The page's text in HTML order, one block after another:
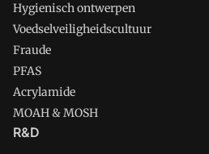
Hygienisch ontwerpen
Voedselveiligheidscultuur
Fraude
PFAS
Acrylamide
MOAH & MOSH
R&D